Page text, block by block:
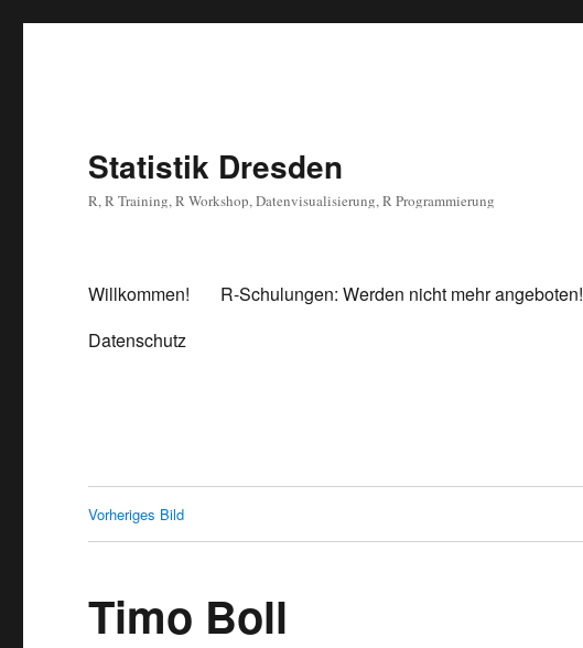
Statistik Dresden
R, R Training, R Workshop, Datenvisualisierung, R Programmierung
Willkommen! R-Schulungen: Werden nicht mehr angeboten!
Datenschutz
Vorheriges Bild
Timo Boll